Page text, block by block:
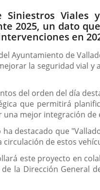
Siniestros Viales
2025, un dato
en
Ayuntamiento de
la seguridad vial y
del orden del día
que permitirá
una mejor integración
ha destacado que
de estos
este proyecto en
la Dirección General